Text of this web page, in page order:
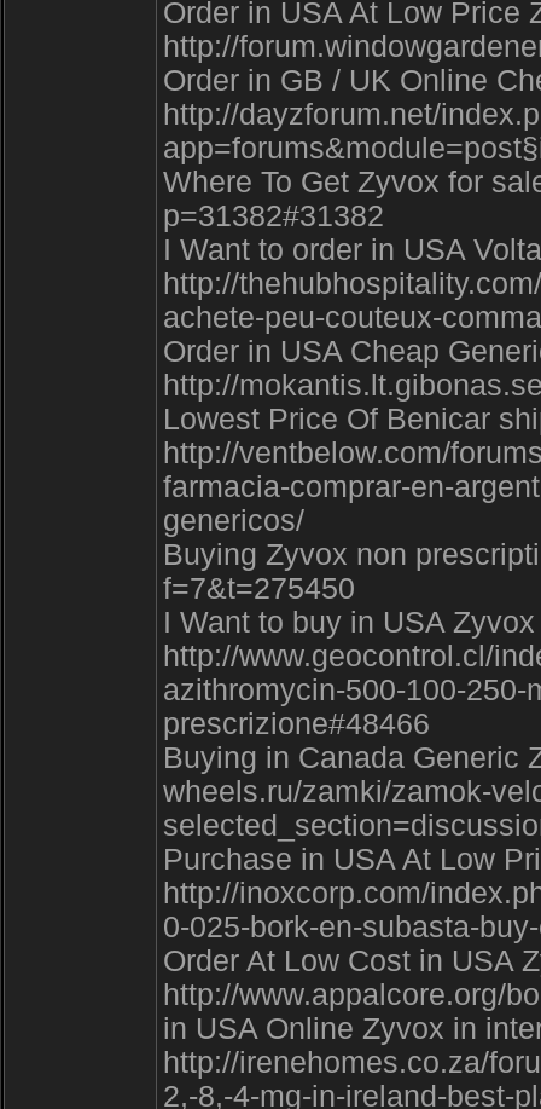
Order in USA At Low Price
http://
Order in GB / UK Online
http://dayzforum.net/
Where To Get Zyvox for
p=31382#31382
I Want to order in USA
http://
achete-peu-couteux-
Order in USA Cheap
http://
Lowest Price Of Benicar
http://ventbelow.com/
farmacia-comprar-en-
genericos/
Buying Zyvox non
f=7&t=275450
I Want to buy in USA
http://www.geocontrol.cl/
azithromycin-500-100-
prescrizione#48466
Buying in Canada Generic
wheels.ru/zamki/zamok-
Purchase in USA At Low
http://inoxcorp.com/
0-025-bork-en-subasta-
Order At Low Cost in USA
http://www.appalcore.org/
in USA Online Zyvox in
http://irenehomes.co.za/
2,-8,-4-mg-in-ireland-best-